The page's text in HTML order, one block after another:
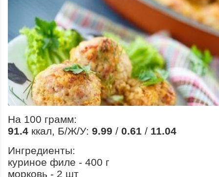
На 100 грамм:
91.4 ккал, Б/Ж/У: 9.99 / 0.61 / 11.04
Ингредиенты:
куриное филе - 400 г
морковь - 2 шт